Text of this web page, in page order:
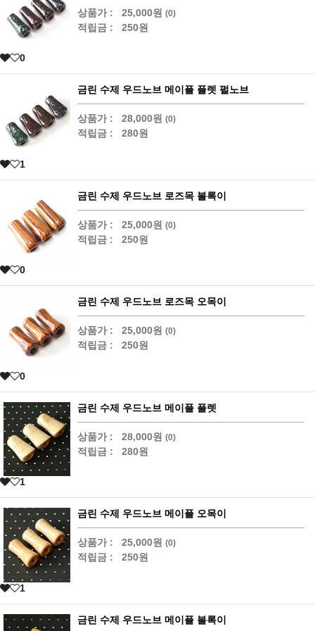
상품가 : 25,000원 (0)
적립금 : 250원
0
금린 수제 우드노브 메이플 플렛 펄노브
상품가 : 28,000원 (0)
적립금 : 280원
1
금린 수제 우드노브 로즈목 볼록이
상품가 : 25,000원 (0)
적립금 : 250원
0
금린 수제 우드노브 로즈목 오목이
상품가 : 25,000원 (0)
적립금 : 250원
0
금린 수제 우드노브 메이플 플렛
상품가 : 28,000원 (0)
적립금 : 280원
1
금린 수제 우드노브 메이플 오목이
상품가 : 25,000원 (0)
적립금 : 250원
1
금린 수제 우드노브 메이플 볼록이